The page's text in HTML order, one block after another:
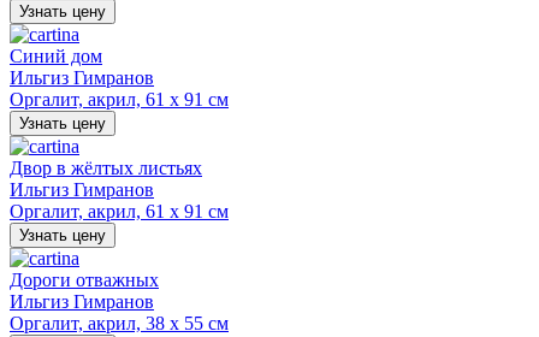
Узнать цену
Синий дом
Ильгиз Гимранов
Оргалит, акрил, 61 х 91 см
Узнать цену
Двор в жёлтых листьях
Ильгиз Гимранов
Оргалит, акрил, 61 х 91 см
Узнать цену
Дороги отважных
Ильгиз Гимранов
Оргалит, акрил, 38 х 55 см